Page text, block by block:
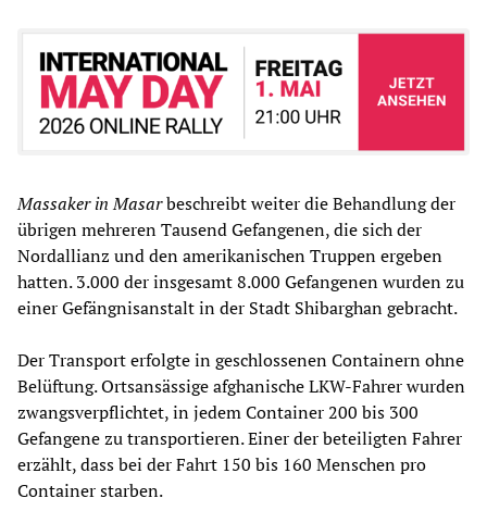
Massaker in Masarbeschreibt weiter die Behandlung der
übrigen mehreren Tausend Gefangenen, die sich der
Nordallianz und den amerikanischen Truppen ergeben
hatten. 3.000 der insgesamt 8.000 Gefangenen wurden zu
einer Gefängnisanstalt in der Stadt Shibarghan gebracht.
Der Transport erfolgte in geschlossenen Containern ohne
Belüftung. Ortsansässige afghanische LKW-Fahrer wurden
zwangsverpflichtet, in jedem Container 200 bis 300
Gefangene zu transportieren. Einer der beteiligten Fahrer
erzählt, dass bei der Fahrt 150 bis 160 Menschen pro
Container starben.